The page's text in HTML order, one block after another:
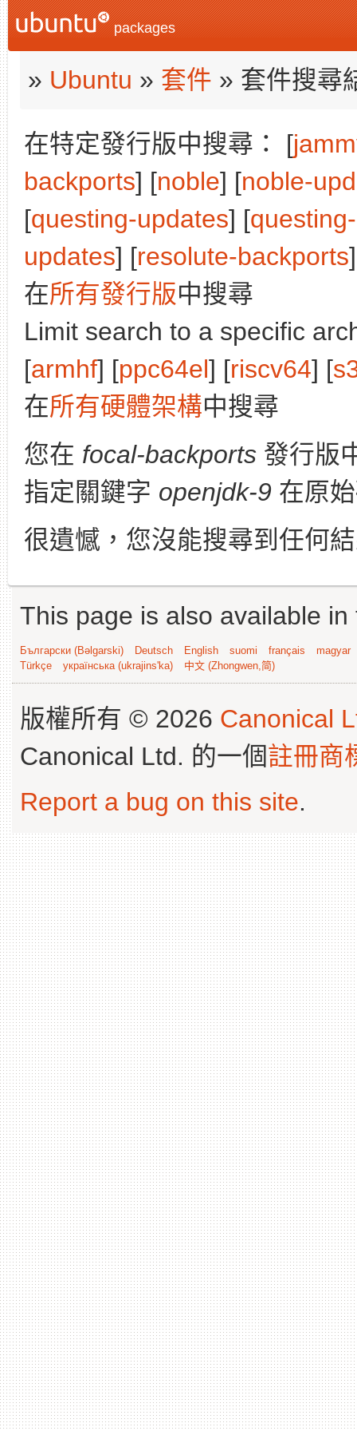
packages
» Ubuntu » 套件 » 套件搜尋
在特定發行版中搜尋： [
backports] [noble] [noble-
[questing-updates] [
updates] [resolute-backports
在所有發行版中搜尋
Limit search to a specific
[armhf] [ppc64el] [riscv64] [
在所有硬體架構中搜尋
您在 focal-backports 發行版
指定關鍵字 openjdk-9 在原
很遺憾，您沒能搜尋到任何
This page is also available
Български (Bəlgarski) Deutsch English suomi français
magyar
Türkçe
українська (ukrajins'ka) 中文 (Zhongwen,简)
版權所有 © 2026 Canonical
Canonical Ltd. 的一個註冊商
Report a bug on this site.